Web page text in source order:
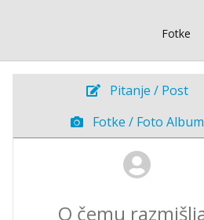
Fotke
Pitanje / Post
Fotke / Foto Album